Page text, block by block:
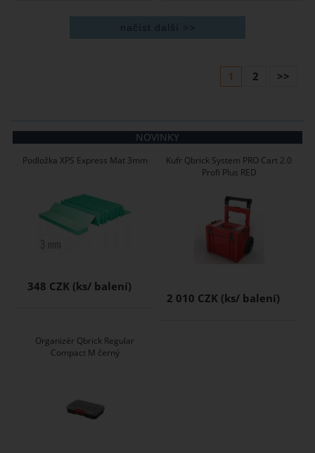
1 2 >>
NOVINKY
Podložka XPS Express Mat 3mm
348 CZK
Kufr Qbrick System PRO Cart 2.0
Profi Plus RED
2 010 CZK
Organizér Qbrick Regular
Compact M černý